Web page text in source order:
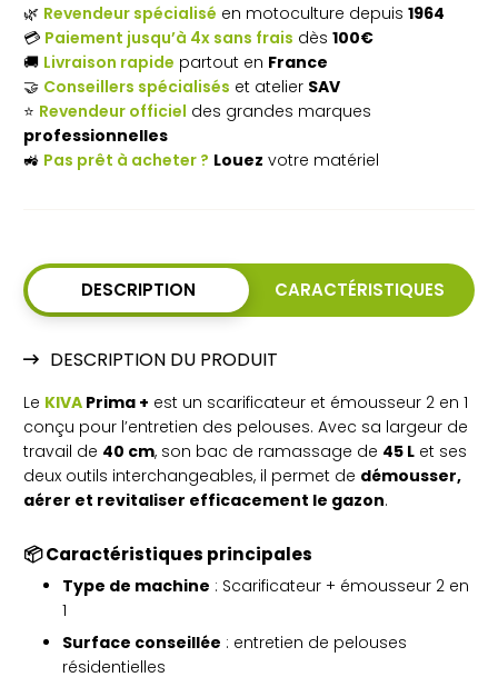
KIVA
Prima
2 en
1 –
coupe
40
🌿 Revendeur spécialisé en motoculture depuis 1964
💳 Paiement jusqu’à 4x sans frais dès 100€
🚚 Livraison rapide partout en France
🤝 Conseillers spécialisés et atelier SAV
⭐ Revendeur officiel des grandes marques
professionnelles
🚜 Pas prêt à acheter ? Louez votre matériel
DESCRIPTION CARACTÉRISTIQUES
DESCRIPTION DU PRODUIT
Le KIVA Prima + est un scarificateur et émousseur 2 en 1
conçu pour l’entretien des pelouses. Avec sa largeur de
travail de 40 cm, son bac de ramassage de 45 L et ses
deux outils interchangeables, il permet de démousser,
aérer et revitaliser efficacement le gazon.
📦 Caractéristiques principales
Type de machine : Scarificateur + émousseur 2 en
1
Surface conseillée : entretien de pelouses
résidentielles